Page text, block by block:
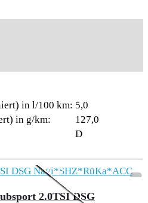
in l/100 km: 5,0
in g/km:
127,0
D
Aktionsmodell
2.0TSI DSG